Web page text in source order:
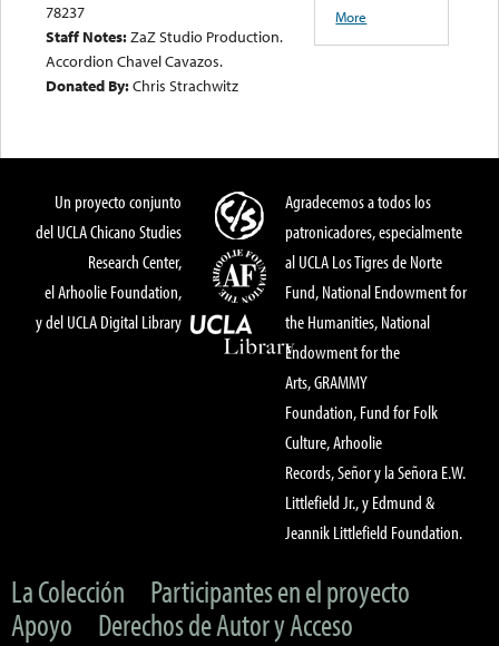
78237
Staff Notes:ZaZ Studio Production.
Accordion Chavel Cavazos.
Donated By:Chris Strachwitz
More
Un proyecto conjunto
del UCLA Chicano Studies
Research Center,
el Arhoolie Foundation,
y del UCLA Digital Library
Agradecemos a todos los
patronicadores, especialmente
al UCLA Los Tigres de Norte
Fund, National Endowment for
the Humanities, National
Endowment for the
Arts, GRAMMY
Foundation, Fund for Folk
Culture, Arhoolie
Records, Señor y la Señora E.W.
Littlefield Jr., y Edmund &
Jeannik Littlefield Foundation.
La Colección
Participantes en el proyecto
Apoyo
Derechos de Autor y Acceso